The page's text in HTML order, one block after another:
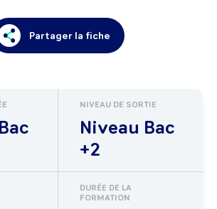
Partager la fiche
NIVEAU DE SORTIE
Niveau Bac
+2
DURÉE DE LA
FORMATION